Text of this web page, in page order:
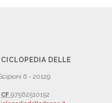
DELLE
6 - 20129
CF 97562510152